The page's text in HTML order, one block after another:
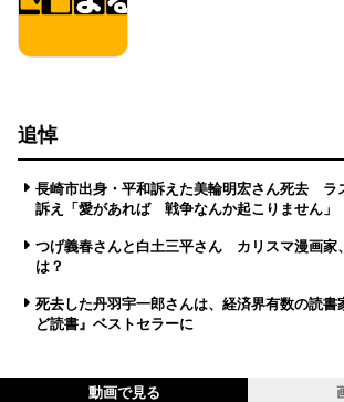
追悼
長崎市出身・平和訴えた美輪明宏さん死去 ラ
訴え「愛があれば 戦争なんか起こりません」
つげ義春さんと白土三平さん カリスマ漫画家
は？
死去した丹羽宇一郎さんは、経済界有数の読
ど読書』ベストセラーに
動画で見る